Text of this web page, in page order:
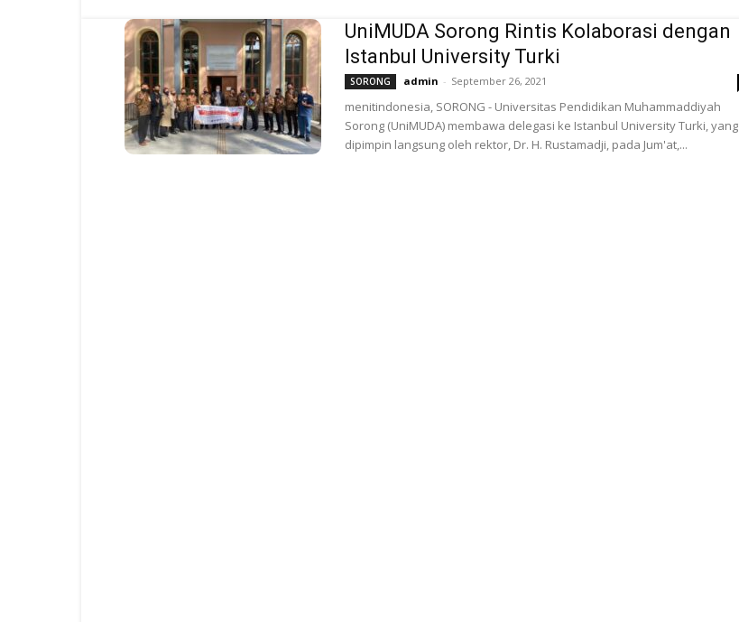
UniMUDA Sorong Rintis Kolaborasi dengan
Istanbul University Turki
SORONG admin - September 26, 2021
menitindonesia, SORONG - Universitas Pendidikan Muhammaddiyah
Sorong (UniMUDA) membawa delegasi ke Istanbul University Turki, yang
dipimpin langsung oleh rektor, Dr. H. Rustamadji, pada Jum'at,...